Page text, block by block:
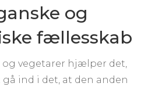
og
fællesskab
og vegetarer hjælper det,
gå ind i det, at den anden